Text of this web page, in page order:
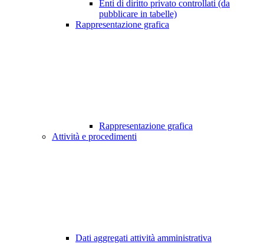
Enti di diritto privato controllati (da
pubblicare in tabelle)
Rappresentazione grafica
Rappresentazione grafica
Attività e procedimenti
Dati aggregati attività amministrativa